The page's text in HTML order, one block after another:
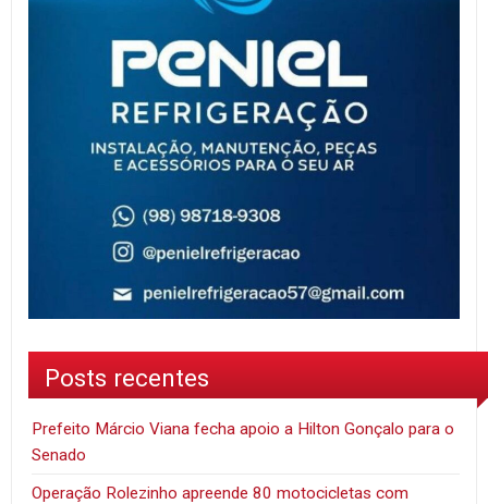
Posts recentes
Prefeito Márcio Viana fecha apoio a Hilton Gonçalo para o
Senado
Operação Rolezinho apreende 80 motocicletas com